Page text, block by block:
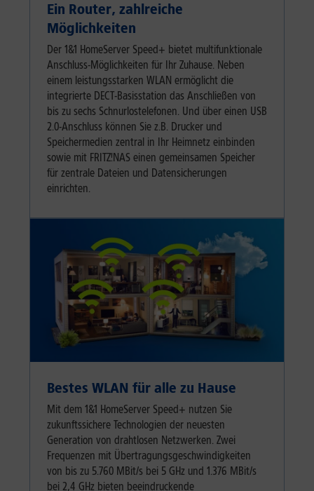
Ein Router, zahlreiche
Möglichkeiten
Der 1&1 HomeServer Speed+ bietet multifunktionale
Anschluss-Möglichkeiten für Ihr Zuhause. Neben
einem leistungsstarken WLAN ermöglicht die
integrierte DECT-Basisstation das Anschließen von
bis zu sechs Schnurlostelefonen. Und über einen USB
2.0-Anschluss können Sie z.B. Drucker und
Speichermedien zentral in Ihr Heimnetz einbinden
sowie mit FRITZ!NAS einen gemeinsamen Speicher
für zentrale Dateien und Datensicherungen
einrichten.
Bestes WLAN für alle zu Hause
Mit dem 1&1 HomeServer Speed+ nutzen Sie
zukunftssichere Technologien der neuesten
Generation von drahtlosen Netzwerken. Zwei
Frequenzen mit Übertragungsgeschwindigkeiten
von bis zu 5.760 MBit/s bei 5 GHz und 1.376 MBit/s
bei 2,4 GHz bieten beeindruckende